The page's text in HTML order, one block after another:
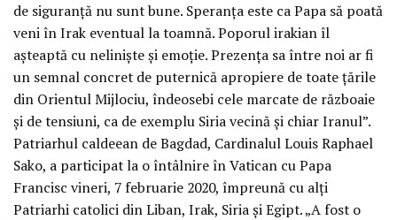
de siguranță nu sunt bune. Speranța este ca Papa să poată
veni în Irak eventual la toamnă. Poporul irakian îl
așteaptă cu neliniște și emoție. Prezența sa între noi ar fi
un semnal concret de puternică apropiere de toate țările
din Orientul Mijlociu, îndeosebi cele marcate de războaie
și de tensiuni, ca de exemplu Siria vecină și chiar Iranul”.
Patriarhul caldeean de Bagdad, Cardinalul Louis Raphael
Sako, a participat la o întâlnire în Vatican cu Papa
Francisc vineri, 7 februarie 2020, împreună cu alți
Patriarhi catolici din Liban, Irak, Siria și Egipt. „A fost o